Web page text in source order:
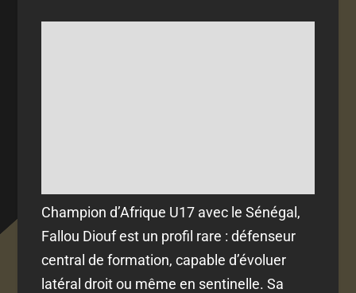
Champion d’Afrique U17 avec le Sénégal,
Fallou Diouf est un profil rare : défenseur
central de formation, capable d’évoluer
latéral droit ou même en sentinelle. Sa